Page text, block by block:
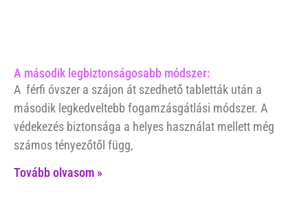
A második legbiztonságosabb módszer:
A férfi óvszer a szájon át szedhető tabletták után a
második legkedveltebb fogamzásgátlási módszer. A
védekezés biztonsága a helyes használat mellett még
számos tényezőtől függ,
Tovább olvasom »